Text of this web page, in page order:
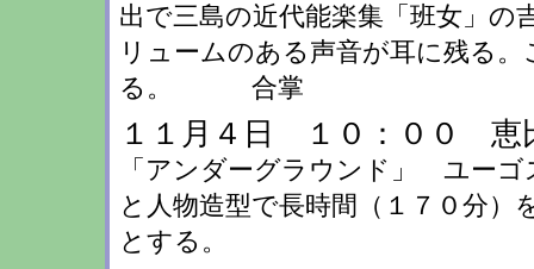
出で三島の近代能楽集「班女」
リュームのある声音が耳に残る
る。 合掌
１１月４日 １０：００ 恵
「アンダーグラウンド」 ユーゴ
と人物造型で長時間（１７０分
とする。